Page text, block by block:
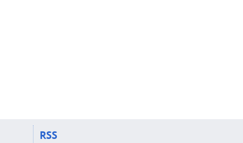
RSS